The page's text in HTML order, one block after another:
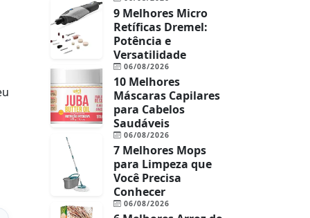
9 Melhores Micro
Retíficas Dremel:
Potência e
Versatilidade
06/08/2026
10 Melhores
Máscaras Capilares
para Cabelos
Saudáveis
06/08/2026
7 Melhores Mops
para Limpeza que
Você Precisa
Conhecer
06/08/2026